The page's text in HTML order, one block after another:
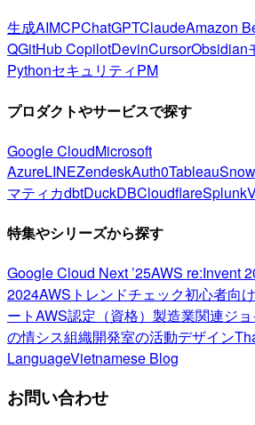
生成AIMCPChatGPTClaudeAmazon
QGitHub CopilotDevinCursorObsidian
PythonセキュリティPM
プロダクトやサービスで探す
Google CloudMicrosoft
AzureLINEZendeskAuth0Tableau
マティカdbtDuckDBCloudflareSplunk
特集やシリーズから探す
Google Cloud Next ’25AWS re:Invent
2024AWSトレンドチェック初心者向け
ートAWS認定（資格） 製造業関連ジ
の情シス組織開発室の活動デザイン
LanguageVietnamese Blog
お問い合わせ